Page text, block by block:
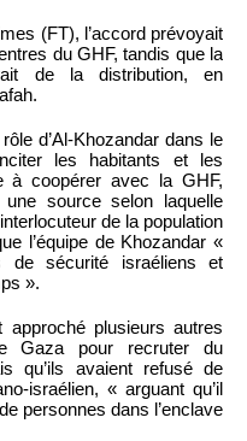
(FT), l’accord prévoyait
du GHF, tandis que la
de la distribution, en
d’Al-Khozandar dans le
les habitants et les
à coopérer avec la GHF,
source selon laquelle
de la population
l’équipe de Khozandar «
de sécurité israéliens et
».
plusieurs autres
Gaza pour recruter du
qu’ils avaient refusé de
israélien, « arguant qu’il
personnes dans l’enclave